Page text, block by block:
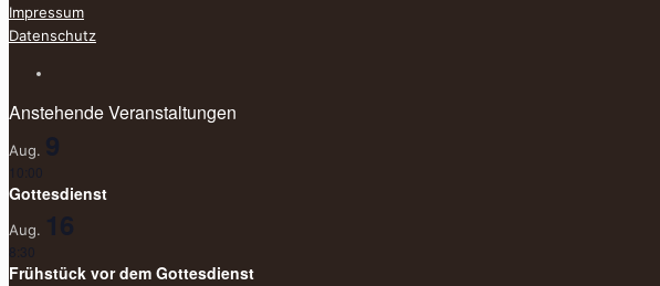
Impressum
Datenschutz
Anstehende Veranstaltungen
Aug. 9
10:00
Gottesdienst
Aug. 16
8:30
Frühstück vor dem Gottesdienst